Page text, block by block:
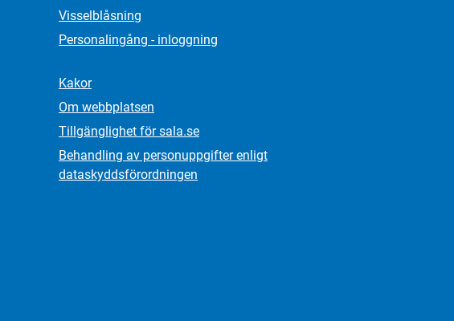
Visselblåsning
Personalingång - inloggning
Kakor
Om webbplatsen
Tillgänglighet för sala.se
Behandling av personuppgifter enligt
dataskydds­förordningen